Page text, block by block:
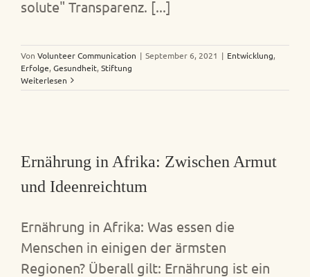
solute" Transparenz. [...]
Von Volunteer Communication | September 6, 2021 | Entwicklung,
Erfolge, Gesundheit, Stiftung
Weiterlesen
Ernährung in Afrika: Zwischen Armut
und Ideenreichtum
Ernährung in Afrika: Was essen die
Menschen in einigen der ärmsten
Regionen? Überall gilt: Ernährung ist ein